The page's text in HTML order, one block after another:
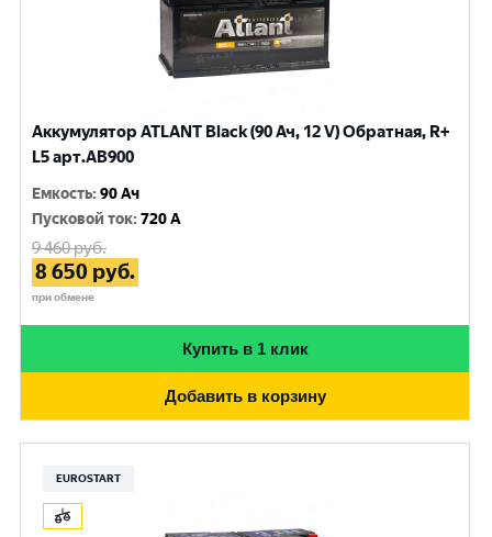
Аккумулятор ATLANT Black (90 Ач, 12 V) Обратная, R+
L5 арт.AB900
Емкость:90 Ач
Пусковой ток:720 A
9 460руб.
8 650 руб.
при обмене
Купить в 1 клик
Добавить в корзину
EUROSTART